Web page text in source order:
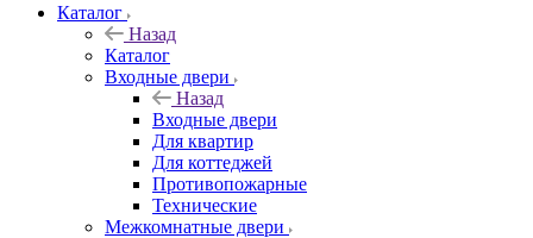
Каталог
Назад
Каталог
Входные двери
Назад
Входные двери
Для квартир
Для коттеджей
Противопожарные
Технические
Межкомнатные двери